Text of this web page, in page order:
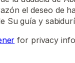
el deseo de
Su guía y
for privacy